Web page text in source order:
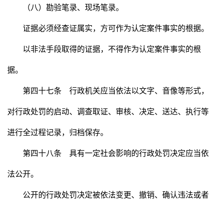
（八）勘验笔录、现场笔录。
证据必须经查证属实，方可作为认定案件事实的根据。
以非法手段取得的证据，不得作为认定案件事实的根
据。
第四十七条 行政机关应当依法以文字、音像等形式，
对行政处罚的启动、调查取证、审核、决定、送达、执行等
进行全过程记录，归档保存。
第四十八条 具有一定社会影响的行政处罚决定应当依
法公开。
公开的行政处罚决定被依法变更、撤销、确认违法或者